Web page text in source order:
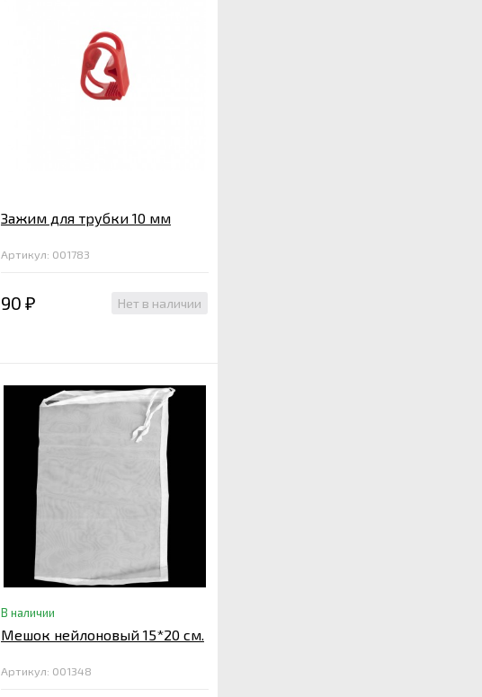
Зажим для трубки 10 мм
Артикул: 001783
90 ₽ Нет в наличии
В наличии
Мешок нейлоновый 15*20 см.
Артикул: 001348